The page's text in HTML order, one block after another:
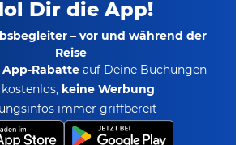
Dir die App!
– vor und während der
Reise
App-Rabatte auf Deine Buchungen
keine Werbung
immer griffbereit